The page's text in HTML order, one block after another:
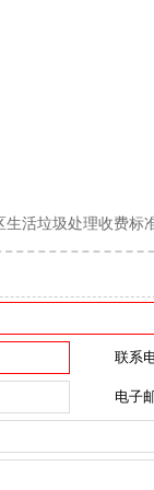
活垃圾处理收费标